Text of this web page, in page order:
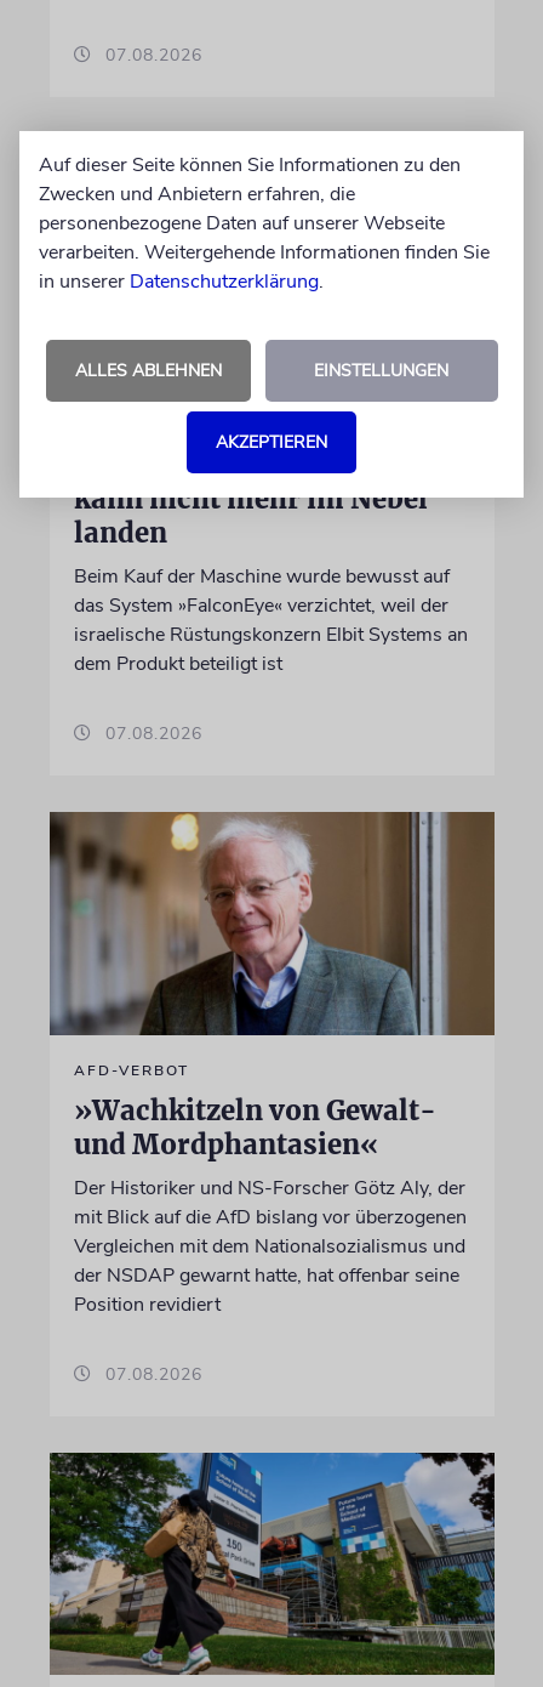
07.08.2026
Wegen Israel-Boykott:
Irisches Regierungsflugzeug
kann nicht mehr im Nebel
landen
Beim Kauf der Maschine wurde bewusst auf
das System »FalconEye« verzichtet, weil der
israelische Rüstungskonzern Elbit Systems an
dem Produkt beteiligt ist
07.08.2026
AFD-VERBOT
»Wachkitzeln von Gewalt-
und Mordphantasien«
Der Historiker und NS-Forscher Götz Aly, der
mit Blick auf die AfD bislang vor überzogenen
Vergleichen mit dem Nationalsozialismus und
der NSDAP gewarnt hatte, hat offenbar seine
Position revidiert
07.08.2026
Auf dieser Seite können Sie Informationen zu den
Zwecken und Anbietern erfahren, die
personenbezogene Daten auf unserer Webseite
verarbeiten. Weitergehende Informationen finden Sie
in unserer Datenschutzerklärung.
ALLES ABLEHNEN EINSTELLUNGEN
AKZEPTIEREN